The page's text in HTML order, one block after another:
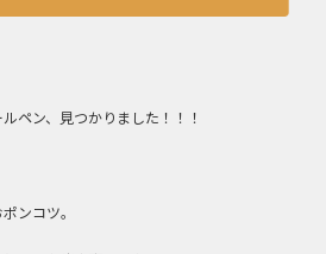
ペン、見つかりました！！！
ンコツ。